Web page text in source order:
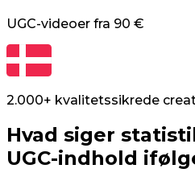
UGC-videoer fra 90 €
2.000+ kvalitetssikrede
Hvad siger
UGC-indhold